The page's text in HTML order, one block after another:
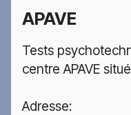
APAVE
Tests
centre APAVE
Adresse: